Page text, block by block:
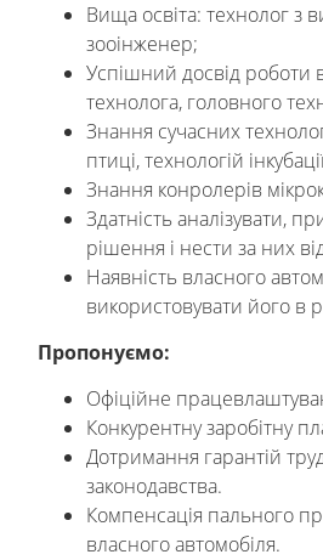
Вища освіта: технолог з
зооінженер;
Успішний досвід роботи
технолога, головного
Знання сучасних
птиці, технологій
Знання конролерів
Здатність аналізувати,
рішення і нести за них
Наявність власного
використовувати його в
Пропонуємо:
Офіційне
Конкурентну заробітну
Дотримання гарантій
законодавства.
Компенсація пального
власного автомобіля.